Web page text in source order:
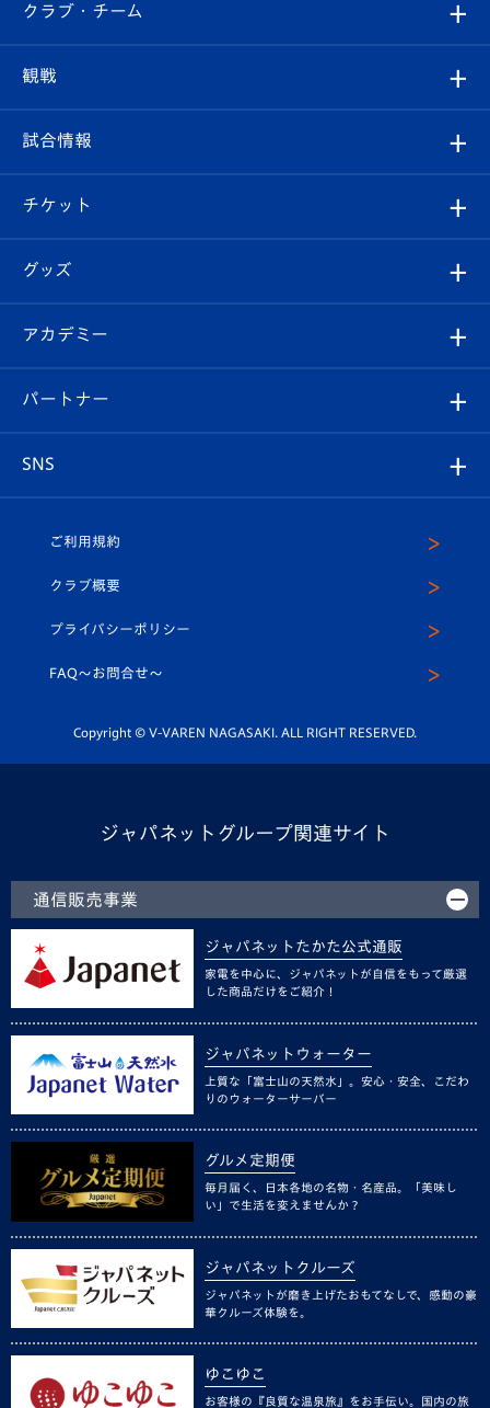
すべて
クラブ
試合情報
チケット
イベント
メディア
ホームタウン
クラブ・チーム
クラブ概要
エンブレム紹介
スタッフプロフィール
マスコット紹介
平和祈念活動
ホームタウン活動
観戦
観戦ルール
はじめての観戦ガイド
Revive Team
ヴィヴィくんの長崎おもてなしガイド
試合情報
試合日程/結果
フォトギャラリー
スタジアムグルメ
チケット
チケット
V-LOVERS（ファンクラブ）
プレイヤーズスイート
グッズ
オンラインショップ
店舗情報
アカデミー
育成からのお知らせ
U-18
スクール
パートナー
SNS
ヴィヴィくんインスタグラム
公式LINE＠
ご利用規約
クラブ概要
プライバシーポリシー
FAQ〜お問合せ〜
Copyright © V-VAREN NAGASAKI. ALL RIGHT RESERVED.
ジャパネットグループ関連サイト
通信販売事業
ジャパネットたかた公式通販
家電を中心に、ジャパネットが自信をもって厳選
した商品だけをご紹介！
ジャパネットウォーター
上質な「富士山の天然水」。安心・安全、こだわ
りのウォーターサーバー
グルメ定期便
毎月届く、日本各地の名物・名産品。「美味し
い」で生活を変えませんか？
ジャパネットクルーズ
ジャパネットが磨き上げたおもてなしで、感動の豪
華クルーズ体験を。
ゆこゆこ
お客様の『良質な温泉旅』をお手伝い。国内の旅